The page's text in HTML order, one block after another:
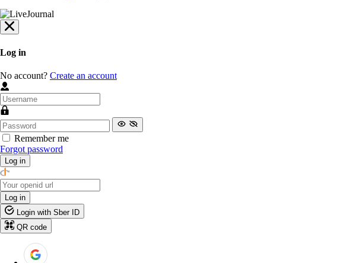
Log in
No account? Create an account
Remember me
Forgot password
Log in
Log in
Login with Sber ID
QR code